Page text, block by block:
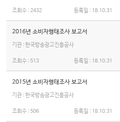
조회수 :2432 등록일 : 18.10.31
2016년 소비자행태조사 보고서
기관 : 한국방송광고진흥공사
조회수 : 513 등록일 : 18.10.31
2015년 소비자행태조사 보고서
기관 : 한국방송광고진흥공사
조회수 : 506 등록일 : 18.10.31